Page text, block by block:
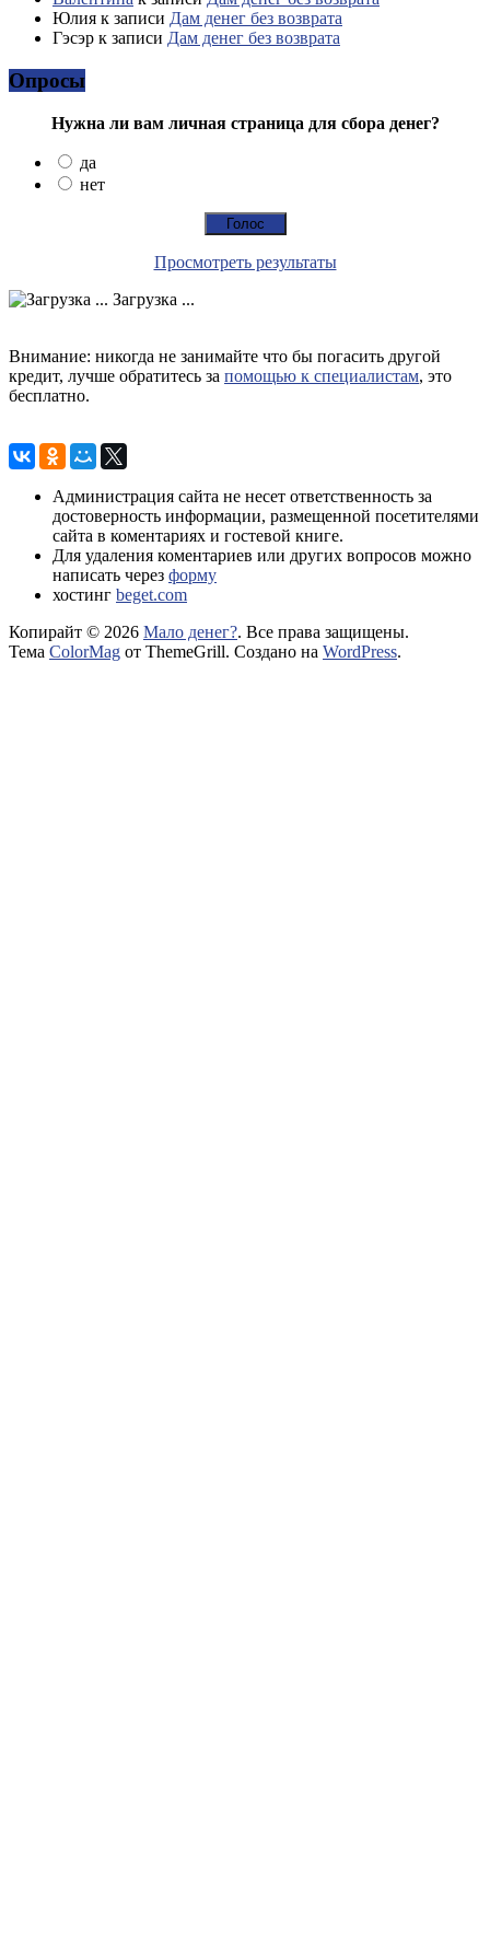
Юлия к записи Дам денег без возврата
Гэсэр к записи Дам денег без возврата
Опросы
Нужна ли вам личная страница для сбора денег?
да
нет
Просмотреть результаты
Загрузка ...
Внимание: никогда не занимайте что бы погасить другой
кредит, лучше обратитесь за помощью к специалистам, это
бесплатно.
Администрация сайта не несет ответственность за
достоверность информации, размещенной посетителями
сайта в коментариях и гостевой книге.
Для удаления коментариев или других вопросов можно
написать через форму
хостинг beget.com
Копирайт © 2026 Мало денег?. Все права защищены.
Тема ColorMag от ThemeGrill. Создано на WordPress.